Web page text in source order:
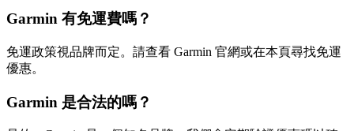
Garmin 有免運費嗎？
免運政策視品牌而定。請查看 Garmin 官網或在本頁尋找免運
優惠。
Garmin 是合法的嗎？